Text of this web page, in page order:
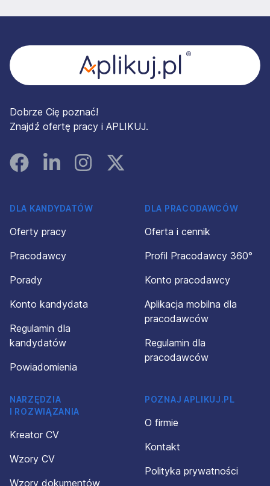
Dobrze Cię poznać!
Znajdź ofertę pracy i APLIKUJ.
FacebookLinked InInstagramInstagram
DLA KANDYDATÓW
Oferty pracy
Pracodawcy
Porady
Konto kandydata
Regulamin dla
kandydatów
Powiadomienia
DLA PRACODAWCÓW
Oferta i cennik
Profil Pracodawcy 360°
Konto pracodawcy
Aplikacja mobilna dla
pracodawców
Regulamin dla
pracodawców
NARZĘDZIA
I ROZWIĄZANIA
Kreator CV
Wzory CV
Wzory dokumentów
POZNAJ APLIKUJ.PL
O firmie
Kontakt
Polityka prywatności